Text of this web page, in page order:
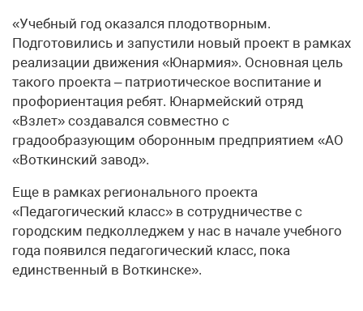
«Учебный год оказался плодотворным.
Подготовились и запустили новый проект в рамках
реализации движения «Юнармия». Основная цель
такого проекта – патриотическое воспитание и
профориентация ребят. Юнармейский отряд
«Взлет» создавался совместно с
градообразующим оборонным предприятием «АО
«Воткинский завод».
Еще в рамках регионального проекта
«Педагогический класс» в сотрудничестве с
городским педколледжем у нас в начале учебного
года появился педагогический класс, пока
единственный в Воткинске».